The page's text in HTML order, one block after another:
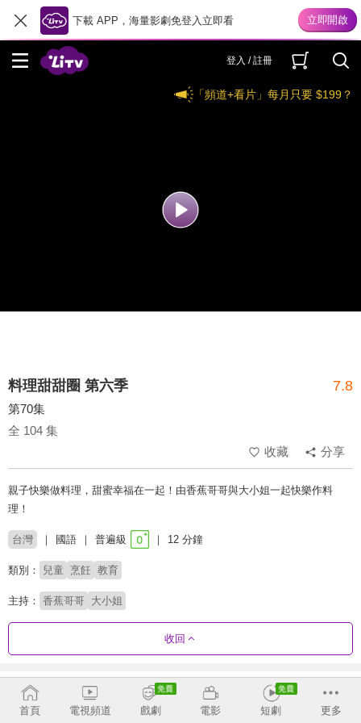
下載 APP，海量影劇免登入立即看
登入 / 註冊
「頻道+看片」每月只要 $199？
料理甜甜圈 第六季 7.8
第70集
全 104 集
收藏
分享
親子快樂做料理，甜蜜幸福在一起！由香蕉哥哥與大小姐一起快樂作料
理！
台灣 國語 普遍級 12 分鐘
類別： 兒童 烹飪 教育
主持： 香蕉哥哥 大小姐
收回
劇集列表 正序
第6季 第7季
首頁 電視頻道 戲劇 電影 短劇 更多